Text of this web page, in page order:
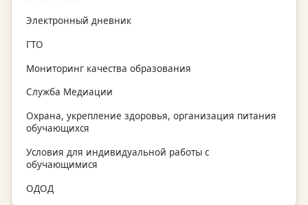
Электронный дневник
ГТО
Мониторинг качества образования
Служба Медиации
Охрана, укрепление здоровья, организация питания
обучающихся
Условия для индивидуальной работы с
обучающимися
ОДОД